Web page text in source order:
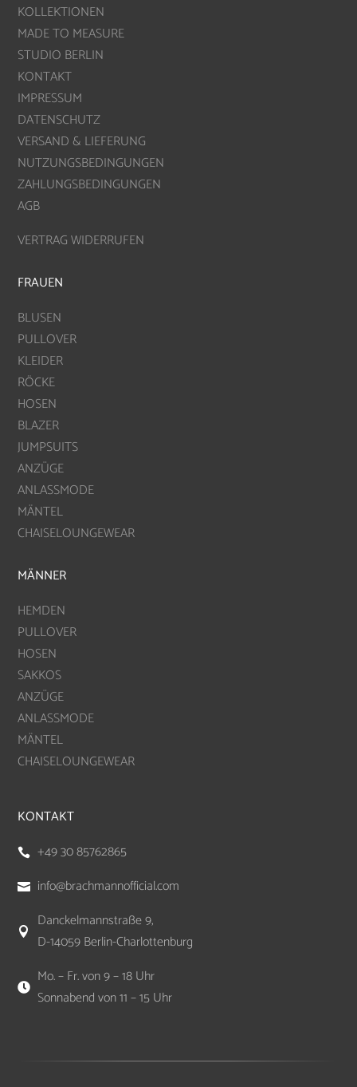
KOLLEKTIONEN
MADE TO MEASURE
STUDIO BERLIN
KONTAKT
IMPRESSUM
DATENSCHUTZ
VERSAND & LIEFERUNG
NUTZUNGSBEDINGUNGEN
ZAHLUNGSBEDINGUNGEN
AGB
VERTRAG WIDERRUFEN
FRAUEN
BLUSEN
PULLOVER
KLEIDER
RÖCKE
HOSEN
BLAZER
JUMPSUITS
ANZÜGE
ANLASSMODE
MÄNTEL
CHAISELOUNGEWEAR
MÄNNER
HEMDEN
PULLOVER
HOSEN
SAKKOS
ANZÜGE
ANLASSMODE
MÄNTEL
CHAISELOUNGEWEAR
KONTAKT
 +49 30 85762865
 info@brachmannofficial.com

Danckelmannstraße 9,
D-14059 Berlin-Charlottenburg

Mo. – Fr. von 9 – 18 Uhr
Sonnabend von 11 – 15 Uhr